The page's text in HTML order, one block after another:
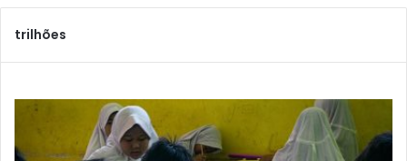
trilhões